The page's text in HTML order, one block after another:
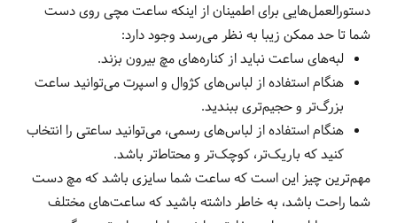
دستورالعمل‌هایی برای اطمینان از اینکه ساعت مچی روی دست
شما تا حد ممکن زیبا به نظر می‌رسد وجود دارد:
لبه‌های ساعت نباید از کناره‌های مچ بیرون بزند.
هنگام استفاده از لباس‌های کژوال و اسپرت می‌توانید ساعت
بزرگ‌تر و حجیم‌تری ببندید.
هنگام استفاده از لباس‌های رسمی، می‌توانید ساعتی را انتخاب
کنید که باریک‌تر، کوچک‌تر و محتاط‌تر باشد.
مهم‌ترین چیز این است که ساعت شما سایزی باشد که مچ دست
شما راحت باشد، به خاطر داشته باشید که ساعت‌های مختلف